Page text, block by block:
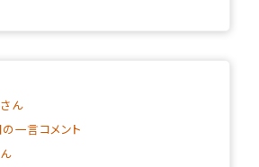
ん
一言コメント